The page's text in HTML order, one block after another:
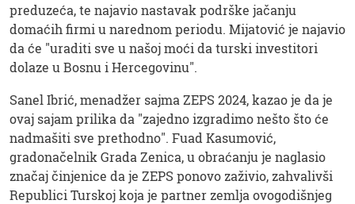
preduzeća, te najavio nastavak podrške jačanju
domaćih firmi u narednom periodu. Mijatović je najavio
da će "uraditi sve u našoj moći da turski investitori
dolaze u Bosnu i Hercegovinu".
Sanel Ibrić, menadžer sajma ZEPS 2024, kazao je da je
ovaj sajam prilika da "zajedno izgradimo nešto što će
nadmašiti sve prethodno". Fuad Kasumović,
gradonačelnik Grada Zenica, u obraćanju je naglasio
značaj činjenice da je ZEPS ponovo zaživio, zahvalivši
Republici Turskoj koja je partner zemlja ovogodišnjeg